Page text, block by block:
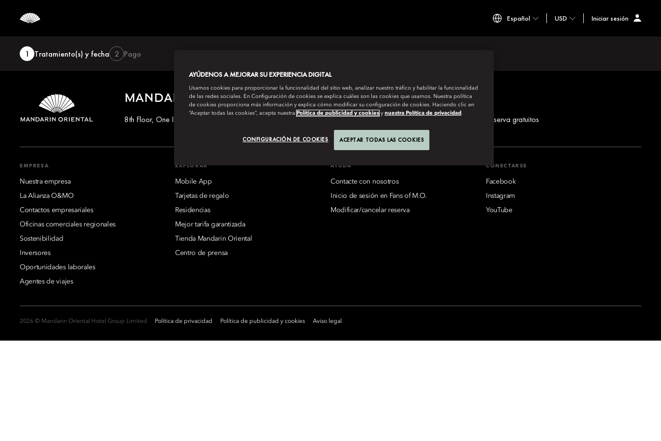
Español USD Iniciar sesión
Paso
1, 1 Tratamiento(s) y fecha 2 Pago
MANDARIN ORIENTAL HOTEL GROUP
8th Floor, One Island East, Taikoo Place 18 Westlands Road, Quarry Bay, Hong Kong Ver todos los números de reserva gratuitos
EMPRESA
Nuestra empresa
La Alianza O&MO
Contactos empresariales
Oficinas comerciales regionales
Sostenibilidad
Inversores
Oportunidades laborales
Agentes de viajes
EXPLORAR
Mobile App
Tarjetas de regalo
Residencias
Mejor tarifa garantizada
Tienda Mandarin Oriental
Centro de prensa
AYUDA
Contacte con nosotros
Inicio de sesión en Fans of M.O.
Modificar/cancelar reserva
CONECTARSE
Facebook
Instagram
YouTube
2026 © Mandarin Oriental Hotel Group Limited Política de privacidad Política de publicidad y cookies Aviso legal
AYÚDENOS A MEJORAR SU EXPERIENCIA DIGITAL
Usamos cookies para proporcionar la funcionalidad del sitio web, analizar nuestro tráfico y habilitar la funcionalidad
de las redes sociales. En Configuración de cookies se explica cuáles son las cookies que usamos. Nuestra política
de cookies proporciona más información y explica cómo modificar su configuración de cookies. Haciendo clic en
“Aceptar todas las cookies”, acepta nuestra Política de publicidad y cookies y nuestra Política de privacidad .
CONFIGURACIÓN DE COOKIES ACEPTAR TODAS LAS COOKIES